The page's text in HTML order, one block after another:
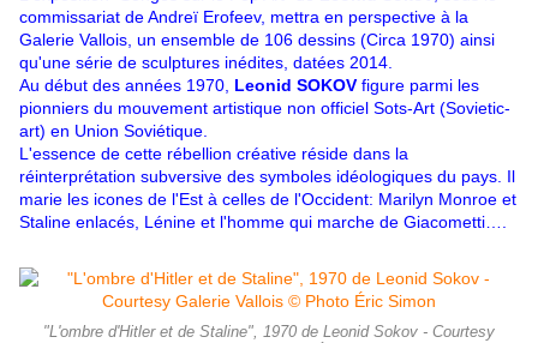
commissariat de Andreï Erofeev, mettra en perspective à la
Galerie Vallois, un ensemble de 106 dessins (Circa 1970) ainsi
qu'une série de sculptures inédites, datées 2014.
Au début des années 1970, Leonid SOKOV figure parmi les
pionniers du mouvement artistique non officiel Sots-Art (Sovietic-
art) en Union Soviétique.
L'essence de cette rébellion créative réside dans la
réinterprétation subversive des symboles idéologiques du pays. Il
marie les icones de l'Est à celles de l'Occident: Marilyn Monroe et
Staline enlacés, Lénine et l'homme qui marche de Giacometti….
"L'ombre d'Hitler et de Staline", 1970 de Leonid Sokov - Courtesy